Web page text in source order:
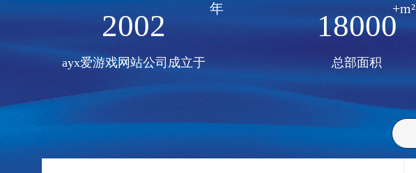
2002 年
ayx爱游戏网站公司成立于
18000+m²
总部面积